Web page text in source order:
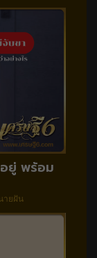
ยู่ พร้อม
ายฝัน